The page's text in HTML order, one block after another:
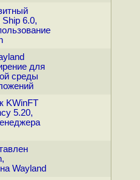
6.0,
для
среды
KWinFT
5.20,
Wayland